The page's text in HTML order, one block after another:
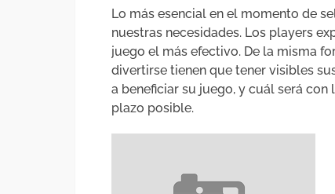
Lo más esencial en el momento de
nuestras necesidades. Los players
juego el más efectivo. De la misma
divertirse tienen que tener visibles
a beneficiar su juego, y cuál será
plazo posible.